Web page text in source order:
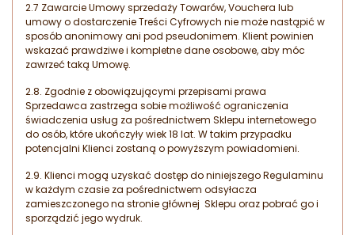
2.7 Zawarcie Umowy sprzedaży Towarów, Vouchera lub
umowy o dostarczenie Treści Cyfrowych nie może nastąpić w
sposób anonimowy ani pod pseudonimem. Klient powinien
wskazać prawdziwe i kompletne dane osobowe, aby móc
zawrzeć taką Umowę.
2.8. Zgodnie z obowiązującymi przepisami prawa
Sprzedawca zastrzega sobie możliwość ograniczenia
świadczenia usług za pośrednictwem Sklepu internetowego
do osób, które ukończyły wiek 18 lat. W takim przypadku
potencjalni Klienci zostaną o powyższym powiadomieni.
2.9. Klienci mogą uzyskać dostęp do niniejszego Regulaminu
w każdym czasie za pośrednictwem odsyłacza
zamieszczonego na stronie głównej Sklepu oraz pobrać go i
sporządzić jego wydruk.